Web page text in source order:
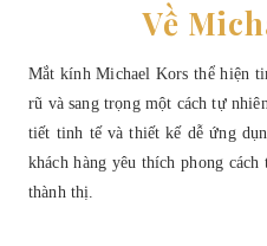
Về
Mắt kính Michael Kors thể hiện
rũ và sang trọng một cách tự
tiết tinh tế và thiết kế dễ ứng
khách hàng yêu thích phong
thành thị.